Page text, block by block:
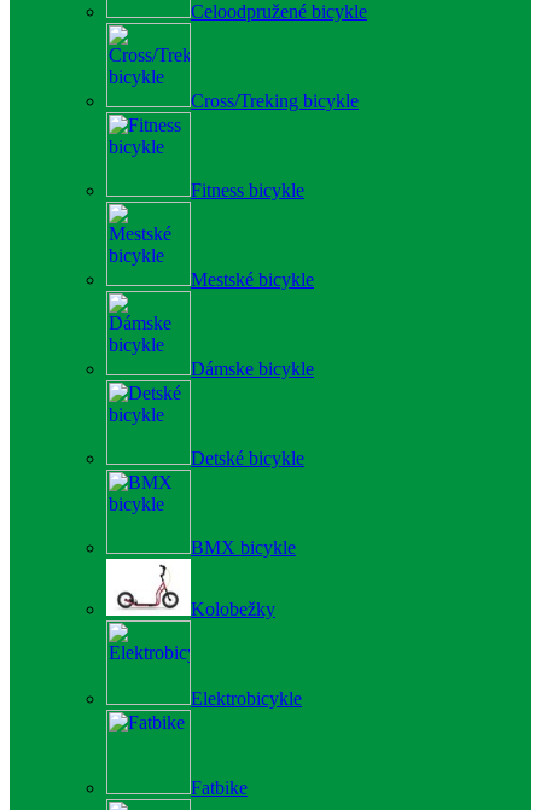
Celoodpružené bicykle
Cross/Treking bicykle
Fitness bicykle
Mestské bicykle
Dámske bicykle
Detské bicykle
BMX bicykle
Kolobežky
Elektrobicykle
Fatbike